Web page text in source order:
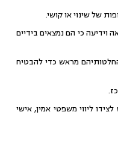
של שינוי או קושי.
וידיעה כי הם נמצאים בידיים
מראש כדי להבטיח
ליווי משפטי אמין, אישי